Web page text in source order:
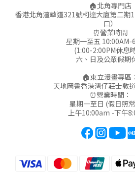
🏠北角專門店
香港北角渣華道321號柯達大廈第二期
口）
⏰營業時間
星期一至五 10:00AM-
(1:00-2:00PM休息
六、日及公眾假期
🏠東立漫畫專區：
天地圖書香港灣仔莊士敦
⏰營業時間：
星期一至日 (假日照
上午10:00am -下午